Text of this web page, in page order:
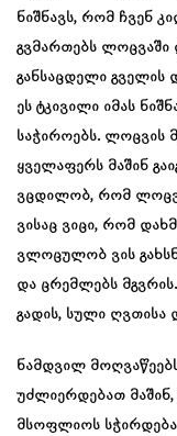
ნიშნავს, რომ ჩვენ
გვმართებს ლოცვაში
განსაცდელი გველის
ეს ტკივილი იმას
საჭიროებს. ლოცვის
ყველაფერს მაშინ
ვცდილობ, რომ
ვისაც ვიცი, რომ
ვლოცულობ ვის
და ცრემლებს
გადის, სული ღვთისა
ნამდვილ
უძლიერდებათ
მსოფლიოს სჭირდება